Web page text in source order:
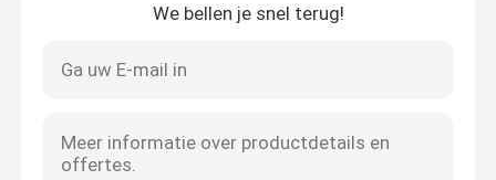
Ondergrondse Gearticuleerde Vrachtwagen
Opheffing van de schaar
We bellen je snel terug!